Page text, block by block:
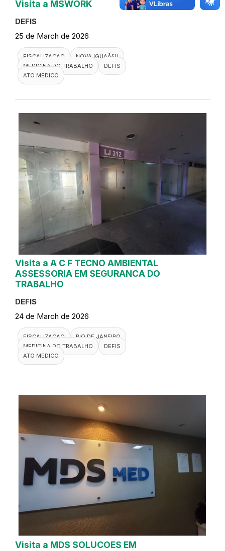
Visita a MSWORK
DEFIS
25 de March de 2026
FISCALIZACAO
NOVA IGUAÃ§U
MEDICINA DO TRABALHO
DEFIS
ATO MEDICO
Visita a A C F TECNO AMBIENTAL
ASSESSORIA EM SEGURANCA DO
TRABALHO
DEFIS
24 de March de 2026
FISCALIZACAO
RIO DE JANEIRO
MEDICINA DO TRABALHO
DEFIS
ATO MEDICO
Visita a MDS SOLUCOES EM